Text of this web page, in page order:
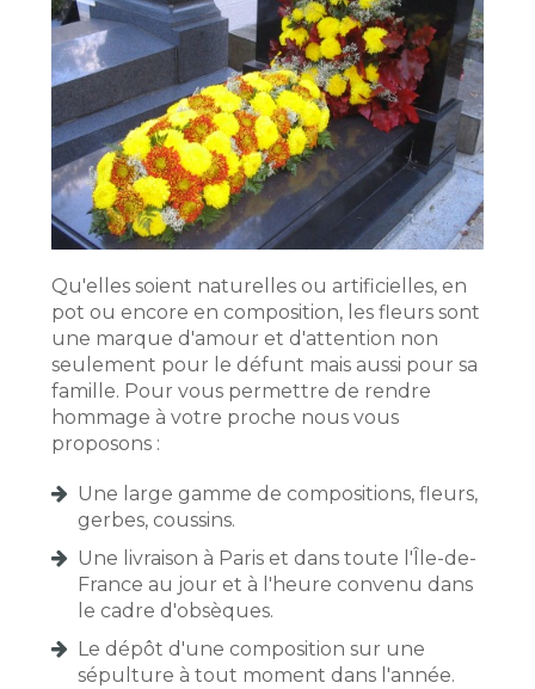
Qu'elles soient naturelles ou artificielles, en
pot ou encore en composition, les fleurs sont
une marque d'amour et d'attention non
seulement pour le défunt mais aussi pour sa
famille. Pour vous permettre de rendre
hommage à votre proche nous vous
proposons :
Une large gamme de compositions, fleurs,
gerbes, coussins.
Une livraison à Paris et dans toute l'Île-de-
France au jour et à l'heure convenu dans
le cadre d'obsèques.
Le dépôt d'une composition sur une
sépulture à tout moment dans l'année.